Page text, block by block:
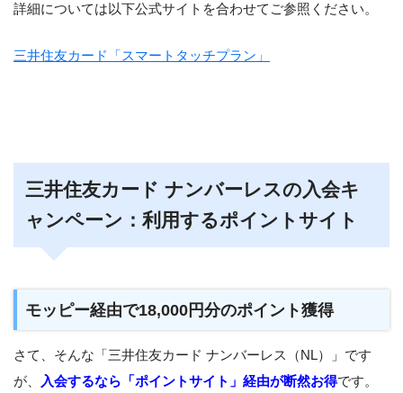
詳細については以下公式サイトを合わせてご参照ください。
三井住友カード「スマートタッチプラン」
三井住友カード ナンバーレスの入会キ
ャンペーン：利用するポイントサイト
モッピー経由で18,000円分のポイント獲得
さて、そんな「三井住友カード ナンバーレス（NL）」です
が、
入会するなら「ポイントサイト」経由が断然お得です。